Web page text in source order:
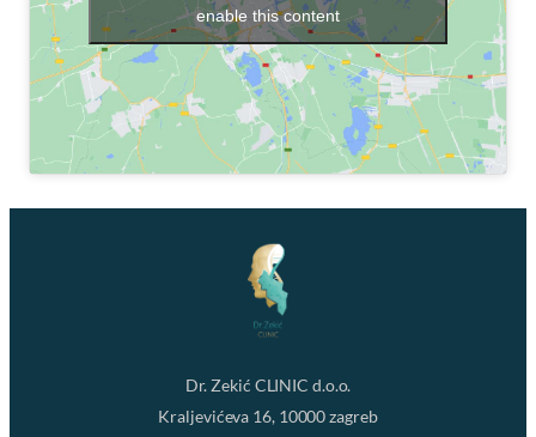
enable this content
Dr. Zekić CLINIC d.o.o.
Kraljevićeva 16, 10000 zagreb